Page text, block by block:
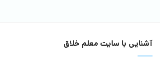
آشنایی با سایت معلم خلاق